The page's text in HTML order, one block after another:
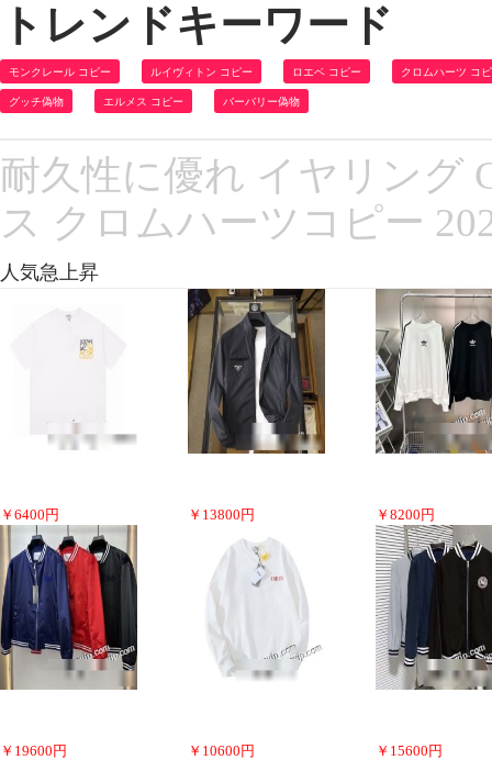
トレンドキーワード
モンクレール コピー ルイヴィトン コピー ロエベ コピー クロムハーツ コ
グッチ偽物 エルメス コピー バーバリー偽物
耐久性に優れ イヤリング
ス クロムハーツコピー
人気急上昇
￥ 6400 円 ￥ 13800 円 ￥ 8200 円
￥ 19600 円 ￥ 10600 円 ￥ 15600 円